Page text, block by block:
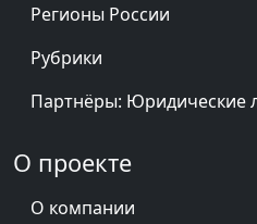
Регионы России
Рубрики
Партнёры: Юридические
О проекте
О компании